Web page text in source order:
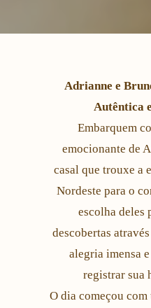
Adrianne e
Autêntica
Embarquem
emocionante de
casal que trouxe a
Nordeste para o
escolha deles
descobertas
alegria imensa
registrar sua
O dia começou